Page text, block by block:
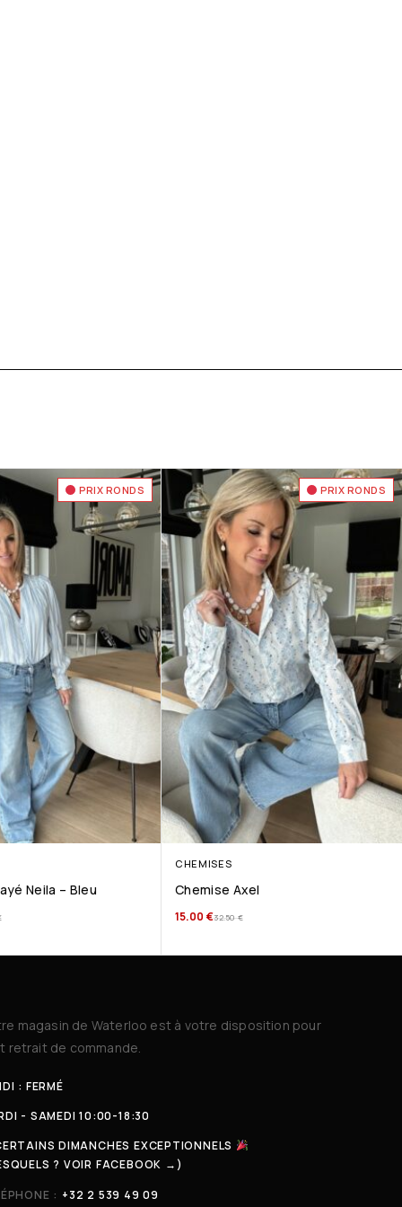
PRIX RONDS
Neila – Bleu
PRIX RONDS
CHEMISES
Chemise Axel
32.50€
15.00 €
magasin de Waterloo est à votre disposition pour
retrait de commande.
: FERMÉ
- SAMEDI 10:00-18:30
DIMANCHES EXCEPTIONNELS
? VOIR FACEBOOK →)
: +32 2 539 49 09